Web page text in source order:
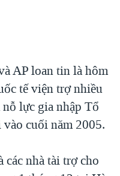
MỸ: QUÁ KHỨ VÀ HIỆN
AP loan tin là hôm
tế viện trợ nhiều
lực gia nhập Tổ
cuối năm 2005.
nhà tài trợ cho